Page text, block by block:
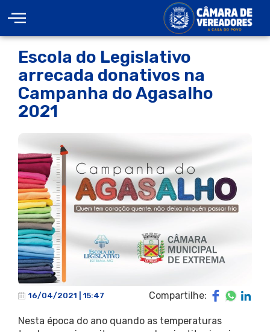
Escola do Legislativo
arrecada donativos na
Campanha do Agasalho
2021
16/04/2021 | 15:47 Compartilhe:
Nesta época do ano quando as temperaturas